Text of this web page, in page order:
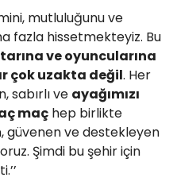
mutluluğunu ve
fazla hissetmekteyiz. Bu
ve oyuncularına
çok uzakta değil. Her
sabırlı ve ayağımızı
maç hep birlikte
güvenen ve destekleyen
Şimdi bu şehir için